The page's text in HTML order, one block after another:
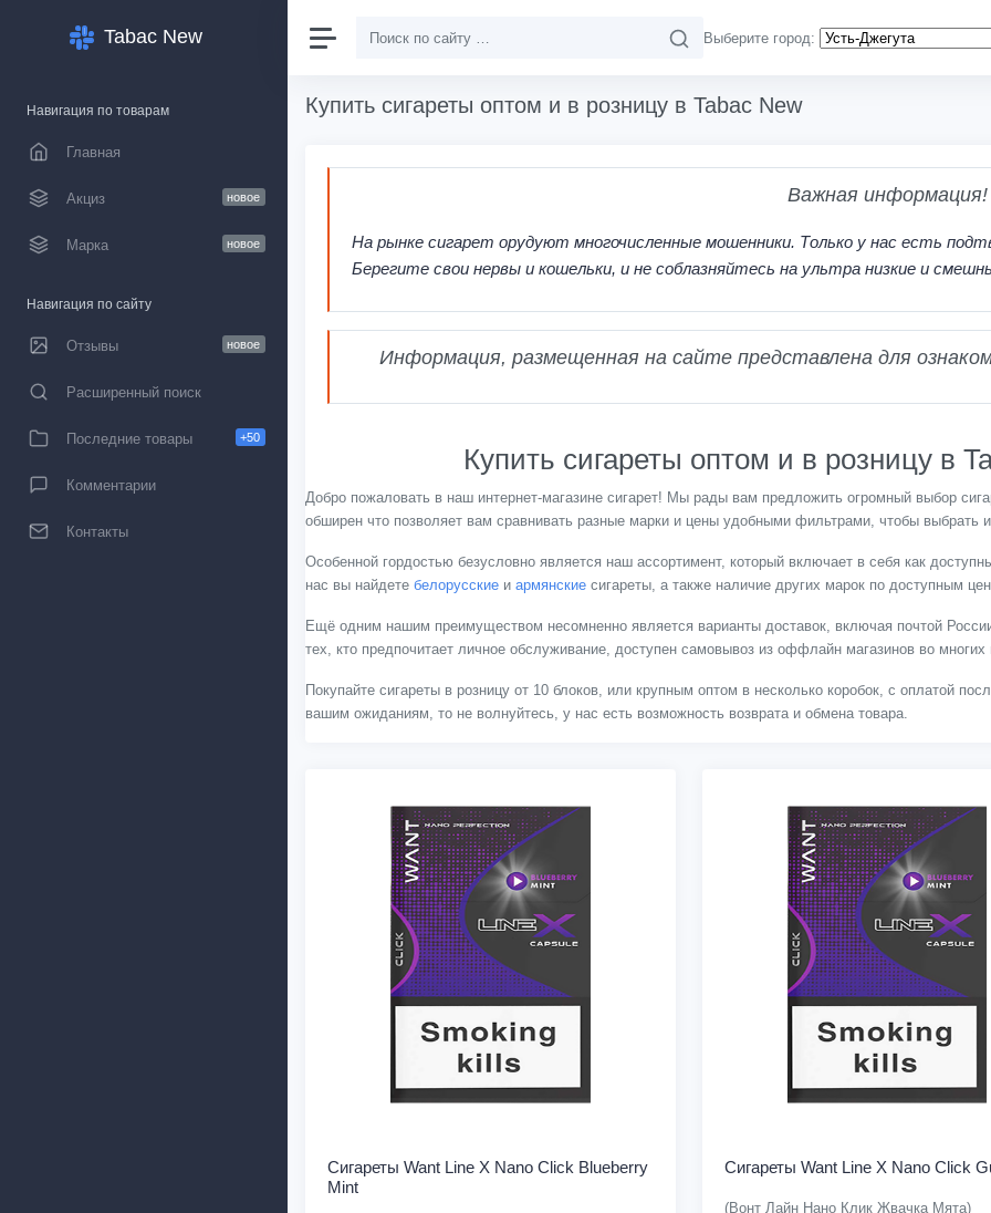
Tabac New
Навигация по товарам
Главная
Акциз новое
Марка новое
Навигация по сайту
Отзывы новое
Расширенный поиск
Последние товары +50
Комментарии
Контакты
Выберите город:
Купить сигареты оптом и в розницу в Tabac New
Важная информация!
На рынке сигарет орудуют многочисленные мошенники. Только у нас есть
Берегите свои нервы и кошельки, и не соблазняйтесь на ультра низкие и
Информация, размещенная на сайте представлена для
Купить сигареты оптом и в розницу в
Добро пожаловать в наш интернет-магазине сигарет! Мы рады вам предложить огромный выбор
обширен что позволяет вам сравнивать разные марки и цены удобными фильтрами, чтобы выбрать
Особенной гордостью безусловно является наш ассортимент, который включает в себя как
нас вы найдете белорусские и армянские сигареты, а также наличие других марок по доступным
Ещё одним нашим преимуществом несомненно является варианты доставок, включая почтой
тех, кто предпочитает личное обслуживание, доступен самовывоз из оффлайн магазинов во многих
Покупайте сигареты в розницу от 10 блоков, или крупным оптом в несколько коробок, с оплатой
вашим ожиданиям, то не волнуйтесь, у нас есть возможность возврата и обмена товара.
Сигареты Want Line X Nano Click Blueberry
Mint
Сигареты Want Line X Nano Click
(Вонт Лайн Нано Клик Жвачка Мята)